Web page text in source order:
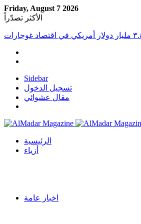
Friday, August 7 2026
الأكثر تصدّراً
Sidebar
تسجيل الدخول
مقال عشوائي
الرئيسية
أزياء
اخبار عامة